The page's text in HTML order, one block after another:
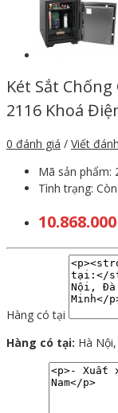
Két Sắt
2116 Khoá
0 đánh giá / Viết
Mã sản phẩm:
Tình trạng:
Hàng có tại
Hàng có tại: Hà